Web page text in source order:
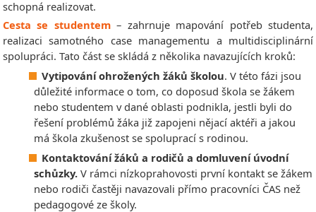
schopná realizovat.
Cesta se studentem – zahrnuje mapování potřeb studenta,
realizaci samotného case managementu a multidisciplinární
spolupráci. Tato část se skládá z několika navazujících kroků:
Vytipování ohrožených žáků školou. V této fázi jsou
důležité informace o tom, co doposud škola se žákem
nebo studentem v dané oblasti podnikla, jestli byli do
řešení problémů žáka již zapojeni nějací aktéři a jakou
má škola zkušenost se spoluprací s rodinou.
Kontaktování žáků a rodičů a domluvení úvodní
schůzky. V rámci nízkoprahovosti první kontakt se žákem
nebo rodiči častěji navazovali přímo pracovníci ČAS než
pedagogové ze školy.